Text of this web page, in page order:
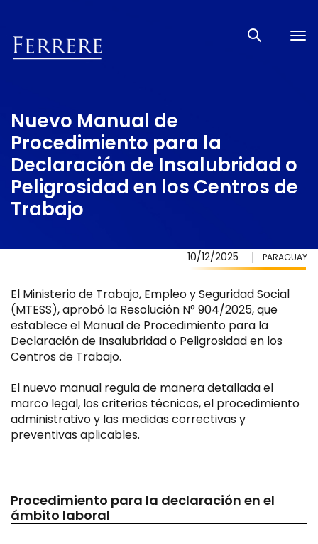
Nuevo Manual de
Procedimiento para la
Declaración de Insalubridad o
Peligrosidad en los Centros de
Trabajo
10/12/2025 PARAGUAY
El Ministerio de Trabajo, Empleo y Seguridad Social
(MTESS), aprobó la Resolución N° 904/2025, que
establece el Manual de Procedimiento para la
Declaración de Insalubridad o Peligrosidad en los
Centros de Trabajo.
El nuevo manual regula de manera detallada el
marco legal, los criterios técnicos, el procedimiento
administrativo y las medidas correctivas y
preventivas aplicables.
Procedimiento para la declaración en el
ámbito laboral